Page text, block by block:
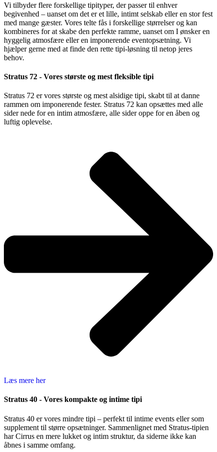
Vi tilbyder flere forskellige tipityper, der passer til enhver
begivenhed – uanset om det er et lille, intimt selskab eller en stor fest
med mange gæster. Vores telte fås i forskellige størrelser og kan
kombineres for at skabe den perfekte ramme, uanset om I ønsker en
hyggelig atmosfære eller en imponerende eventopsætning. Vi
hjælper gerne med at finde den rette tipi-løsning til netop jeres
behov.
Stratus 72 - Vores største og mest fleksible tipi​
Stratus 72 er vores største og mest alsidige tipi, skabt til at danne
rammen om imponerende fester. Stratus 72 kan opsættes med alle
sider nede for en intim atmosfære, alle sider oppe for en åben og
luftig oplevelse.
Læs mere her
Stratus 40 - Vores kompakte og intime tipi
Stratus 40 er vores mindre tipi – perfekt til intime events eller som
supplement til større opsætninger. Sammenlignet med Stratus-tipien
har Cirrus en mere lukket og intim struktur, da siderne ikke kan
åbnes i samme omfang.